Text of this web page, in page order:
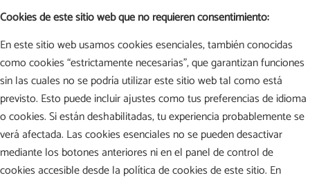
Cookies de este sitio web que no requieren consentimiento:
En este sitio web usamos cookies esenciales, también conocidas
como cookies “estrictamente necesarias”, que garantizan funciones
sin las cuales no se podría utilizar este sitio web tal como está
previsto. Esto puede incluir ajustes como tus preferencias de idioma
o cookies. Si están deshabilitadas, tu experiencia probablemente se
verá afectada. Las cookies esenciales no se pueden desactivar
mediante los botones anteriores ni en el panel de control de
cookies accesible desde la política de cookies de este sitio. En